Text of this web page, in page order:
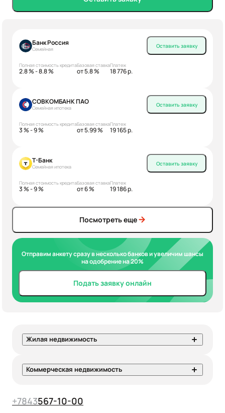
Банк Россия
Семейная
Полная стоимость кредита
2.8 % - 8.8 %
Базовая ставка
от 5.8 %
Платеж
18 776 р.
Оставить заявку
СОВКОМБАНК ПАО
Семейная ипотека
Полная стоимость кредита
3 % - 9 %
Базовая ставка
от 5.99 %
Платеж
19 165 р.
Оставить заявку
Т-Банк
Семейная ипотека
Полная стоимость кредита
3 % - 9 %
Базовая ставка
от 6 %
Платеж
19 186 р.
Оставить заявку
Посмотреть еще
Отправим анкету сразу в несколько банков и увеличим шансы
на одобрение на 20%
Подать заявку онлайн
Жилая недвижимость
Коммерческая недвижимость
+7843567-10-00